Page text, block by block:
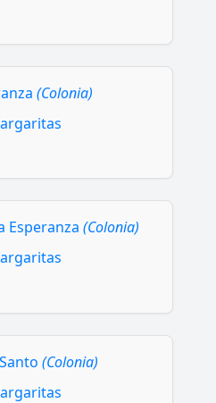
(Colonia)
Esperanza (Colonia)
(Colonia)